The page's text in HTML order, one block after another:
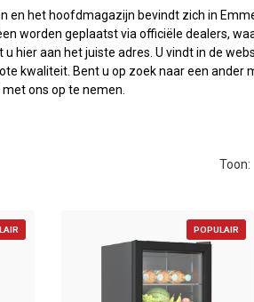
en het hoofdmagazijn bevindt zich in
worden geplaatst via officiële dealers,
hier aan het juiste adres. U vindt in de
kwaliteit. Bent u op zoek naar een
ons op te nemen.
Toon:
POPULAIR